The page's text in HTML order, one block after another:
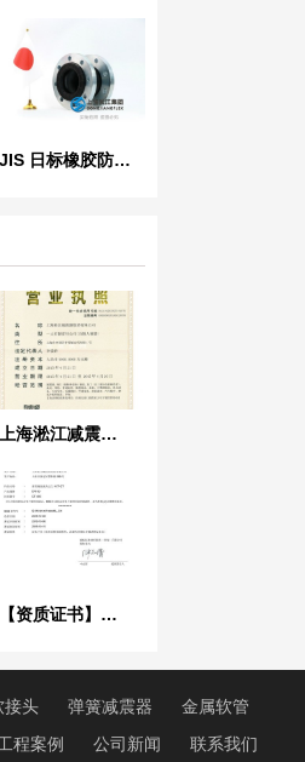
JIS 日标橡胶防震接头
上海淞江减震器集团有限公司*新三证合*执照
【资质证书】新型橡胶接头法兰QT450材质检测报告
接头 弹簧减震器
金属软管
程案例 公司新闻 联系我们